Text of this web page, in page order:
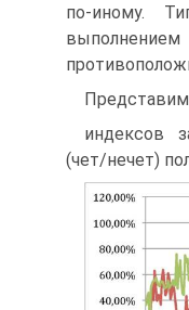
по-иному.
Представим
индексов
(чет/нечет)